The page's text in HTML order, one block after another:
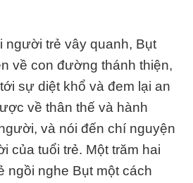
người trẻ vây quanh, Bụt
về con đường thánh thiện,
sự diệt khổ và đem lại an
về thân thế và hành
và nói đến chí nguyện
của tuổi trẻ. Một trăm hai
ngồi nghe Bụt một cách